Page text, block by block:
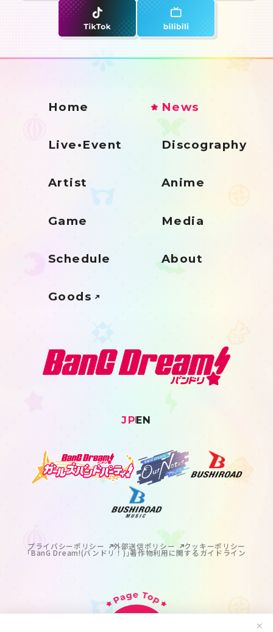
✕
Home News
Live•Event Discography
Artist Anime
Game Media
Schedule About
Goods
JPEN
プライバシーポリシー 外部送信ポリシー クッキーポリシー
｢BanG Dream!(バンドリ！)｣著作物利用に関するガイドライン